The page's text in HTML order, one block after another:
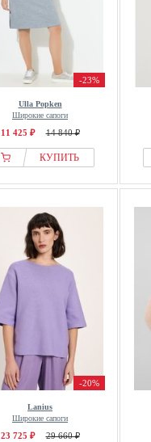
-23%
Ulla Popken
Широкие сапоги
11 425 ₽ 14 840 ₽
КУПИТЬ
-20%
Lanius
Широкие сапоги
23 725 ₽ 29 660 ₽